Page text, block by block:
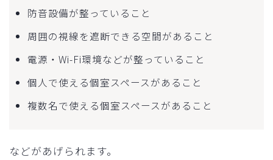
防音設備が整っていること
周囲の視線を遮断できる空間があること
電源・Wi-Fi環境などが整っていること
個人で使える個室スペースがあること
複数名で使える個室スペースがあること
などがあげられます。